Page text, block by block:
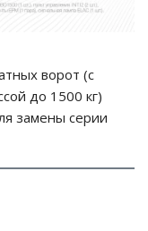
ворот (с
до 1500 кг)
замены серии